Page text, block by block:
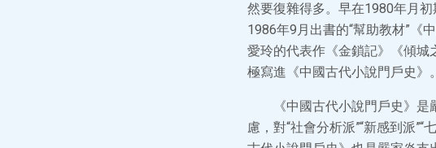
然要復雜得多。早在1980年月
1986年9月出書的“幫助教材”《
愛玲的代表作《金鎖記》《傾
極寫進《中國古代小說門戶史》。
《中國古代小說門戶史》
慮，對“社會分析派”“新感到派